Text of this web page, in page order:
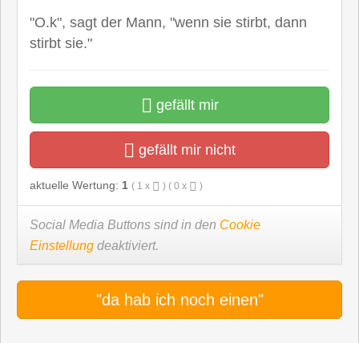
"O.k", sagt der Mann, "wenn sie stirbt, dann
stirbt sie."
gefällt mir
gefällt mir nicht
aktuelle Wertung: 1 ( 1 x ) ( 0 x )
Social Media Buttons sind in den Cookie
Einstellung deaktiviert.
"da hab ich noch einen"